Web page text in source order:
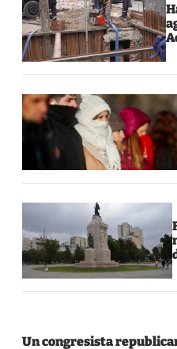
Un congresista